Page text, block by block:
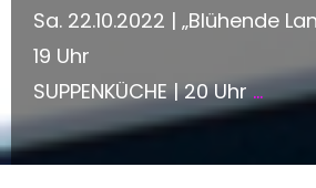
Sa. 22.10.2022 | „Blühende
19 Uhr
SUPPENKÜCHE | 20 Uhr...